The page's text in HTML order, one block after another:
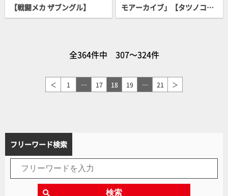
【戦闘メカ ザブングル】
モアーカイブ」【タツノコプ
ロ60周年】
全364件中 307～324件
＜ 1 … 17 18 19 … 21 ＞
フリーワード検索
検索